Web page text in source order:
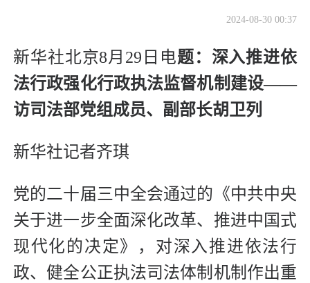
2024-08-30 00:37
新华社北京8月29日电题：深入推进依
法行政强化行政执法监督机制建设——
访司法部党组成员、副部长胡卫列
新华社记者齐琪
党的二十届三中全会通过的《中共中央
关于进一步全面深化改革、推进中国式
现代化的决定》，对深入推进依法行
政、健全公正执法司法体制机制作出重